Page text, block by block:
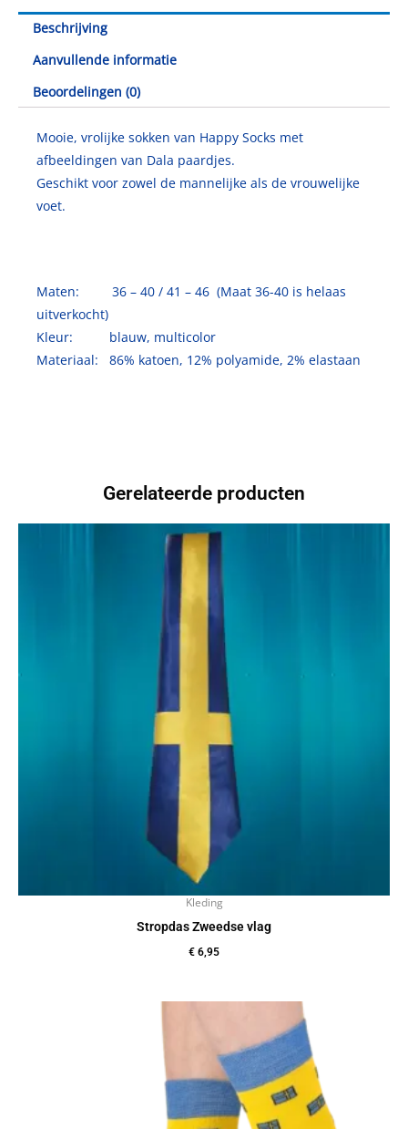
Beschrijving
Aanvullende informatie
Beoordelingen (0)
Mooie, vrolijke sokken van Happy Socks met
afbeeldingen van Dala paardjes.
Geschikt voor zowel de mannelijke als de vrouwelijke
voet.
Maten: 36 – 40 / 41 – 46 (Maat 36-40 is helaas
uitverkocht)
Kleur: blauw, multicolor
Materiaal: 86% katoen, 12% polyamide, 2% elastaan
Gerelateerde producten
Kleding
Stropdas Zweedse vlag
€ 6,95